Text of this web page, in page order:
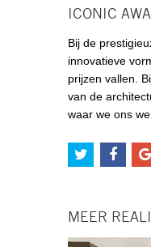
ICONIC
Bij de
innovatieve
prijzen vallen.
van de
waar we ons
MEER